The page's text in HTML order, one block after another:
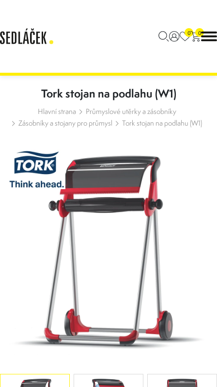
0 0
Tork stojan na podlahu (W1)
Hlavní strana
Průmyslové utěrky a zásobníky
Zásobníky a stojany pro průmysl
Tork stojan na podlahu (W1)